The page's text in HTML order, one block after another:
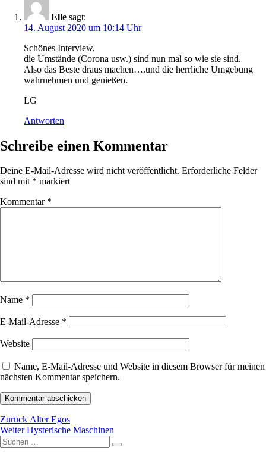
Elle sagt:
14. August 2020 um 10:14 Uhr
Schönes Interview,
die Umstände (Corona usw.) sind nun mal so wie sie sind.
Also das Beste draus machen….und die herrliche Umgebung
wahrnehmen und genießen.
LG
Antworten
Schreibe einen Kommentar
Deine E-Mail-Adresse wird nicht veröffentlicht. Erforderliche Felder
sind mit * markiert
Kommentar *
Name *
E-Mail-Adresse *
Website
Name, E-Mail-Adresse und Website in diesem Browser für meinen
nächsten Kommentar speichern.
Beitragsnavigation
Zurück Vorheriger
Beitrag:
Alter Egos
Weiter Nächster
Beitrag:
Hysterische Maschinen
Suchen
nach:
Suchen